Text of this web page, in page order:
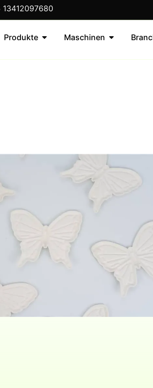
13412097680
Produkte Maschinen